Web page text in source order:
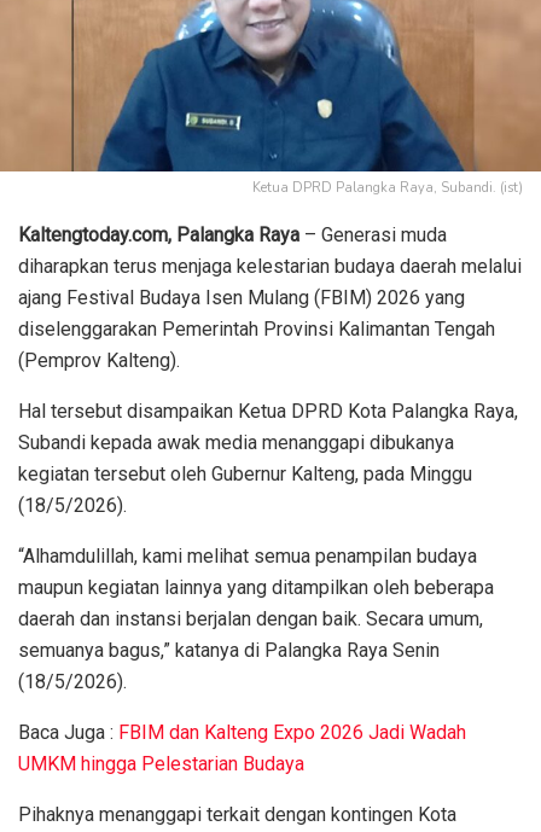
Ketua DPRD Palangka Raya, Subandi. (ist)
Kaltengtoday.com, Palangka Raya – Generasi muda
diharapkan terus menjaga kelestarian budaya daerah melalui
ajang Festival Budaya Isen Mulang (FBIM) 2026 yang
diselenggarakan Pemerintah Provinsi Kalimantan Tengah
(Pemprov Kalteng).
Hal tersebut disampaikan Ketua DPRD Kota Palangka Raya,
Subandi kepada awak media menanggapi dibukanya
kegiatan tersebut oleh Gubernur Kalteng, pada Minggu
(18/5/2026).
“Alhamdulillah, kami melihat semua penampilan budaya
maupun kegiatan lainnya yang ditampilkan oleh beberapa
daerah dan instansi berjalan dengan baik. Secara umum,
semuanya bagus,” katanya di Palangka Raya Senin
(18/5/2026).
Baca Juga : FBIM dan Kalteng Expo 2026 Jadi Wadah
UMKM hingga Pelestarian Budaya
Pihaknya menanggapi terkait dengan kontingen Kota